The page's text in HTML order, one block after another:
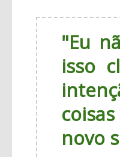
"Eu
isso
novo